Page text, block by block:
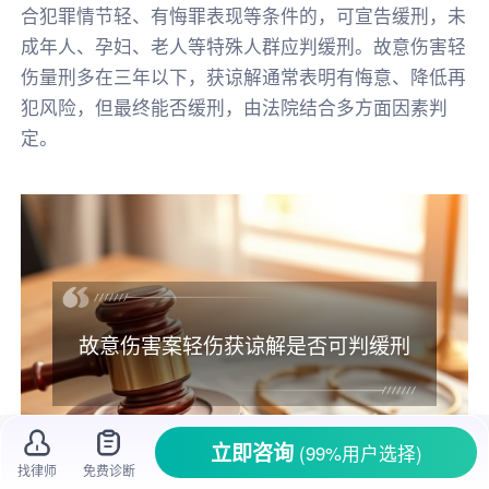
合犯罪情节轻、有悔罪表现等条件的，可宣告缓刑，未
成年人、孕妇、老人等特殊人群应判缓刑。故意伤害轻
伤量刑多在三年以下，获谅解通常表明有悔意、降低再
犯风险，但最终能否缓刑，由法院结合多方面因素判
定。
故意伤害案轻伤获谅解是否可判缓刑
找律师 免费诊断
立即咨询 (99%用户选择)